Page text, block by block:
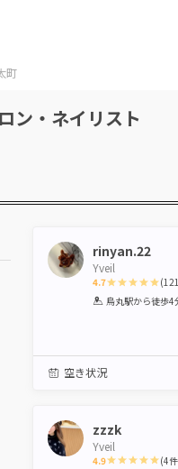
町
ン・ネイリスト
rinyan.22
Yveil
4.7
1 2 3 4 5
(121
烏丸駅から徒歩4
空き状況
zzzk
Yveil
4.9 (4